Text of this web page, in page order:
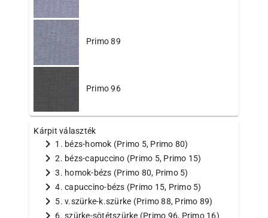
Primo 89
Primo 96
Kárpit választék
chevron_right 1. bézs-homok (Primo 5, Primo 80)
chevron_right2. bézs-capuccino (Primo 5, Primo 15)
chevron_right3. homok-bézs (Primo 80, Primo 5)
chevron_right4. capuccino-bézs (Primo 15, Primo 5)
chevron_right 5. v.szürke-k.szürke (Primo 88, Primo 89)
6. szürke-sötétszürke (Primo 96, Primo 16)